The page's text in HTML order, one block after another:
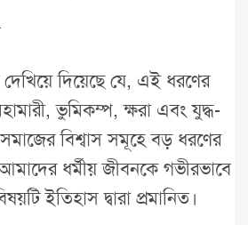
দিয়েছে যে, এই ধরণের
ভুমিকম্প, ক্ষরা এবং যুদ্ধ-
বিশ্বাস সমূহে বড় ধরণের
ধর্মীয় জীবনকে গভীরভাবে
ইতিহাস দ্বারা প্রমানিত।